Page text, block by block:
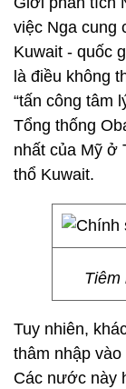
việc Nga cung
Kuwait - quốc
là điều không
“tấn công tâm
Tổng thống
nhất của Mỹ ở
thổ Kuwait.
Tiêm
Tuy nhiên,
thâm nhập
Các nước này